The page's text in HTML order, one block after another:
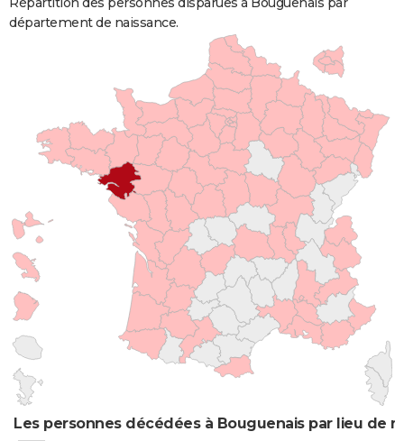
département de naissance.
Les personnes décédées à Bouguenais par lieu de